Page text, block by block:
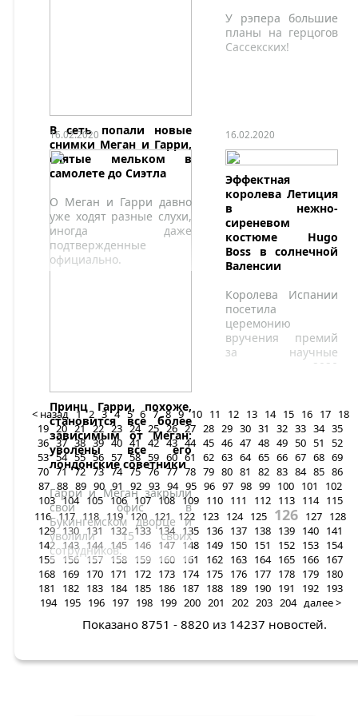
сафари во время
экскурсии по
Национальному
парку Доньяна в
В сеть попали новые
снимки Меган и Гарри,
снятые мельком в
самолете до Сиэтла
О Меган и Гарри давно
уже ходят разные слухи,
иногда даже
подтвержденные
официально.
У рэпера большие
планы на герцогов
Сассекских!
16.02.2020
Принц Гарри, похоже,
становится все более
зависимым от Меган:
уволены все его
лондонские советники
Гарри и Меган закрыли
свой офис в
Букингемском дворце и
уволили 15 своих
сотрудников.
16.02.2020
Эффектная
королева Летиция
в нежно-
сиреневом
костюме Hugo
Boss в солнечной
Валенсии
Королева Испании
посетила
церемонию
вручения премий
за научные
исследования 2020
университете
Валенсии.
< назад 1 2 3 4 5 6 7 8 9 10 11 12 13 14 15 16 17 18
19 20 21 22 23 24 25 26 27 28 29 30 31 32 33 34 35
36 37 38 39 40 41 42 43 44 45 46 47 48 49 50 51
52
53 54 55 56 57 58 59 60 61 62 63 64 65 66 67 68 69
70 71 72 73 74 75 76 77 78 79 80 81 82 83 84 85 86
87 88 89 90 91 92 93 94 95 96 97 98 99 100 101
102
103 104 105 106 107 108 109 110 111 112 113 114 115
116 117 118 119 120 121 122 123 124 125 126 127 128
129 130 131 132 133 134 135 136 137 138 139 140 141
142 143 144 145 146 147 148 149 150 151 152 153 154
155 156 157 158 159 160 161 162 163 164 165 166 167
168 169 170 171 172 173 174 175 176 177 178 179 180
181
182 183 184 185 186 187 188 189 190 191 192 193
194 195 196 197 198 199 200 201 202 203 204 далее >
Показано 8751 - 8820 из 14237 новостей.